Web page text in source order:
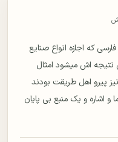
که اجازه انواع صنایع
نتیجه اش میشود امثال
پیرو اهل طریقت بودند
و اشاره و یک منبع بی پایان